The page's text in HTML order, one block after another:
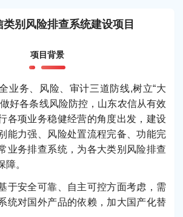
类别风险排查系统建设项目
项目背景
业务、风险、审计三道防线,树立“大
好各条线风险防控，山东农信从有效
各项业务稳健经营的角度出发，建设
能力强、风险处置流程完备、功能完
业务排查系统，为各大类别风险排查
障。
于安全可靠、自主可控方面考虑，需
统对国外产品的依赖，加大国产化替